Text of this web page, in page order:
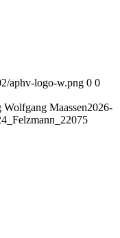
aphv-logo-w.png 0 0
Wolfgang Maassen2026-